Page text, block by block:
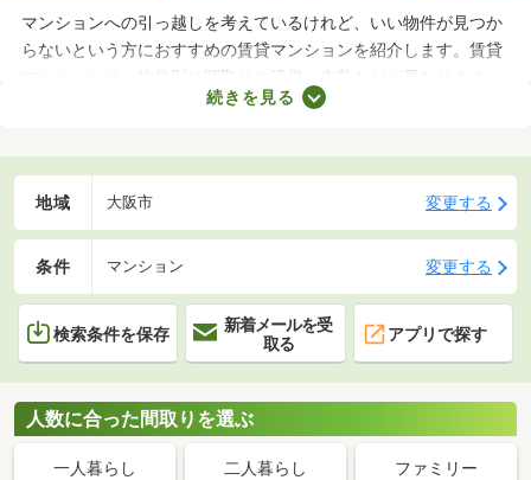
マンションへの引っ越しを考えているけれど、いい物件が見つか
らないという方におすすめの賃貸マンションを紹介します。賃貸
マンションは、物件別に間取りや設備、内装などが異なります。
複数の物件を見比べて、希望や好みにぴったりなお部屋を見つけ
貸マンションを比較してみてくださいね。
続きを見る
地域 大阪市 変更する
条件 マンション 変更する
検索条件を保存
新着メールを受
取る
アプリで探す
人数に合った間取りを選ぶ
一人暮らし 二人暮らし ファミリー